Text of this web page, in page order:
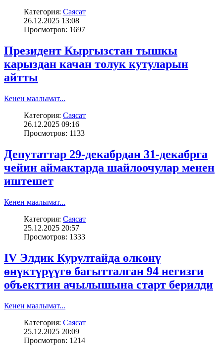
Категория: Саясат
26.12.2025 13:08
Просмотров: 1697
Президент Кыргызстан тышкы
карыздан качан толук кутуларын
айтты
Кенен маалымат...
Категория: Саясат
26.12.2025 09:16
Просмотров: 1133
Депутаттар 29-декабрдан 31-декабрга
чейин аймактарда шайлоочулар менен
иштешет
Кенен маалымат...
Категория: Саясат
25.12.2025 20:57
Просмотров: 1333
IV Элдик Курултайда өлкөнү
өнүктүрүүгө багытталган 94 негизги
объекттин ачылышына старт берилди
Кенен маалымат...
Категория: Саясат
25.12.2025 20:09
Просмотров: 1214